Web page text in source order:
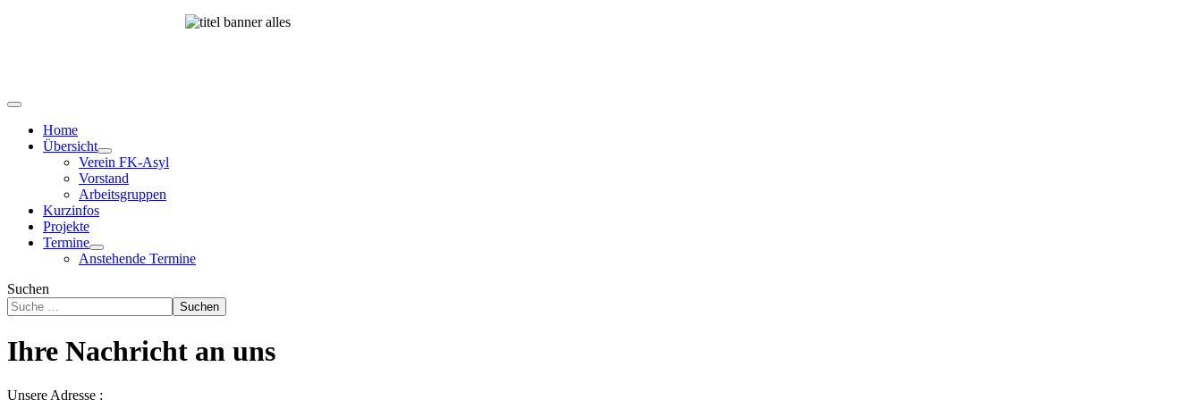
Home
Übersicht
Verein FK-Asyl
Vorstand
Arbeitsgruppen
Kurzinfos
Projekte
Termine
Anstehende Termine
Suchen
Suchen
Ihre Nachricht an uns
Unsere Adresse :